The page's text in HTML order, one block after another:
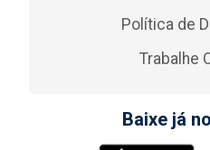
Política de
Trabalhe
Baixe já